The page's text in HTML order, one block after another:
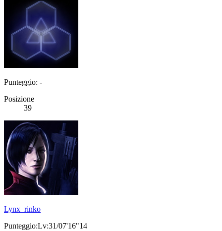
Punteggio: -
Posizione
39
Lynx_rinko
Punteggio:Lv:31/07'16"14